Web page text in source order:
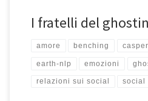
I fratelli del
amore benching
earth-nlp emozioni
relazioni sui social social